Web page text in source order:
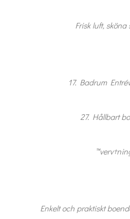
Frisk luft,
17. Badrum
27. Hållbart
Enkelt och praktiskt